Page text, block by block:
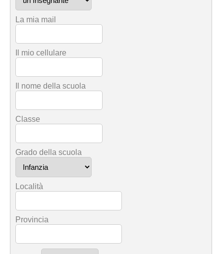
La mia mail
Il mio cellulare
Il nome della scuola
Classe
Grado della scuola
Località
Provincia